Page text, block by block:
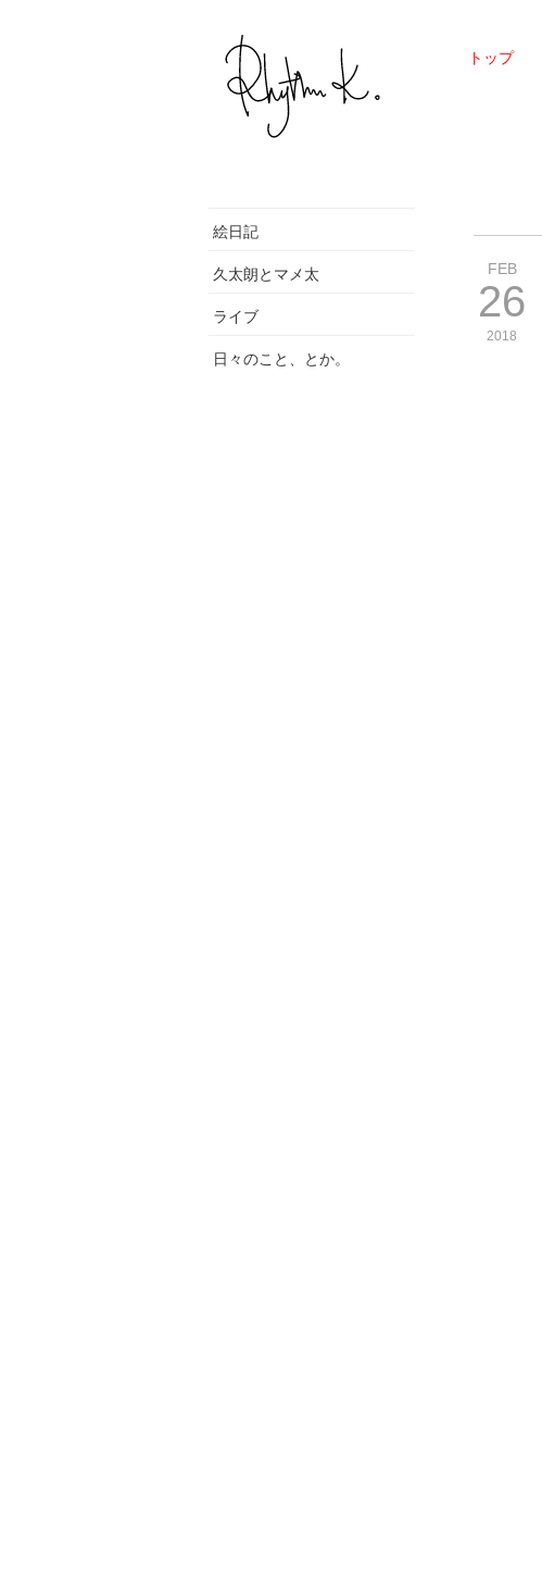
トップ
絵日記
久太朗とマメ太
ライブ
日々のこと、とか。
FEB
26
2018